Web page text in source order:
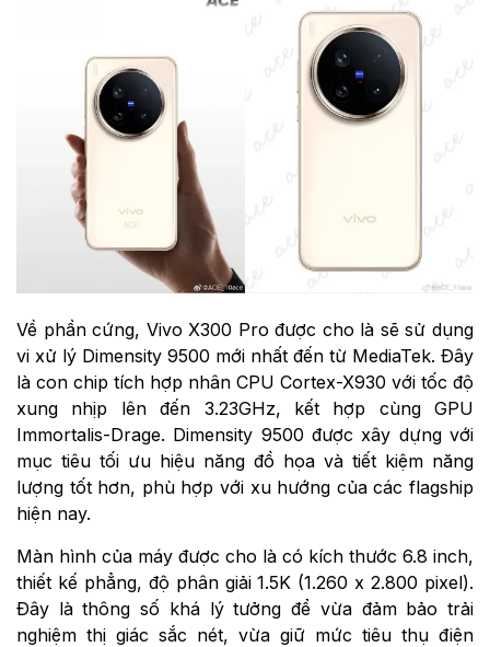
Về phần cứng, Vivo X300 Pro được cho là sẽ sử dụng
vi xử lý Dimensity 9500 mới nhất đến từ MediaTek. Đây
là con chip tích hợp nhân CPU Cortex-X930 với tốc độ
xung nhịp lên đến 3.23GHz, kết hợp cùng GPU
Immortalis-Drage. Dimensity 9500 được xây dựng với
mục tiêu tối ưu hiệu năng đồ họa và tiết kiệm năng
lượng tốt hơn, phù hợp với xu hướng của các flagship
hiện nay.
Màn hình của máy được cho là có kích thước 6.8 inch,
thiết kế phẳng, độ phân giải 1.5K (1.260 x 2.800 pixel).
Đây là thông số khá lý tưởng để vừa đảm bảo trải
nghiệm thị giác sắc nét, vừa giữ mức tiêu thụ điện